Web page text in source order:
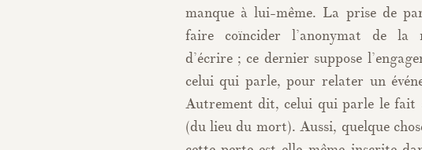
manque à lui-même. La prise de
faire coïncider l’anonymat de la
d’écrire ; ce dernier suppose
celui qui parle, pour relater un
Autrement dit, celui qui parle le fait
(du lieu du mort). Aussi, quelque